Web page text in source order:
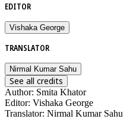
EDITOR
Vishaka George
TRANSLATOR
Nirmal Kumar Sahu
See all credits
Author: Smita Khator
Editor: Vishaka George
Translator: Nirmal Kumar Sahu